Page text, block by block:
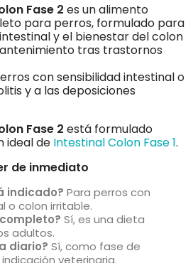
Fase 2 es un alimento
para perros, formulado para
y el bienestar del colon
tras trastornos
con sensibilidad intestinal o
y a las deposiciones
Fase 2 está formulado
ideal de Intestinal Colon Fase 1.
de inmediato
indicado? Para perros con
o colon irritable.
Sí, es una dieta
adultos.
diario? Sí, como fase de
veterinaria.